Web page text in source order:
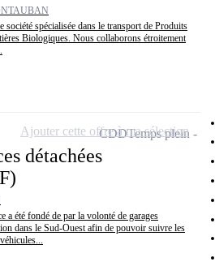
spécialisée dans le transport de Produits
Biologiques. Nous collaborons étroitement
détachées
a été fondé de par la volonté de garages
dans le Sud-Ouest afin de pouvoir suivre les
CDDTemps plein
Ajouter cette offre à ma sélection